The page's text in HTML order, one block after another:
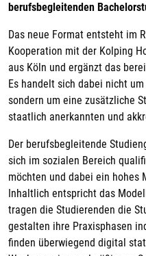
berufsbegleitenden
Das neue Format entsteht im
Kooperation mit der Kolping
aus Köln und ergänzt das
Es handelt sich dabei nicht
sondern um eine zusätzliche
staatlich anerkannten und
Der berufsbegleitende
sich im sozialen Bereich
möchten und dabei ein hohes
Inhaltlich entspricht das
tragen die Studierenden die
gestalten ihre Praxisphasen
finden überwiegend digital